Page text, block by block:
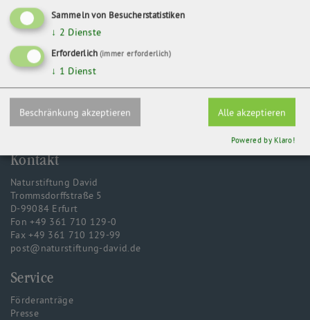
ZURÜCK
Kontakt
Naturstiftung David
Trommsdorffstraße 5
D-99084 Erfurt
Fon +49 361 710 129-0
Fax +49 361 710 129-99
post@naturstiftung-david.de
Service
Förderanträge
Presse
Sammeln von Besucherstatistiken
↓ 2 Dienste
Erforderlich (immer erforderlich)
↓ 1 Dienst
Beschränkung akzeptieren Alle akzeptieren
Powered by Klaro!